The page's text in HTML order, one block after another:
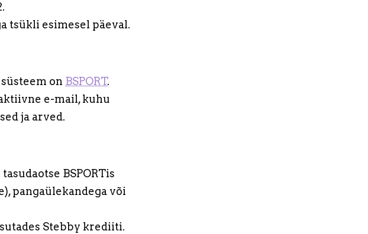
tsükli esimesel päeval.
on BSPORT.
e-mail, kuhu
ja arved.
BSPORTis
pangaülekandega või
Stebby krediiti.